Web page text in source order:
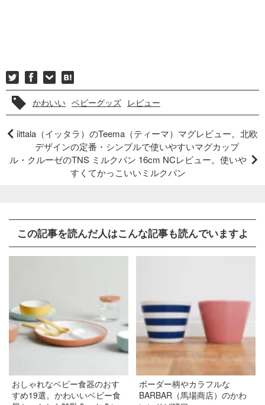
かわいい ベビーグッズ レビュー
iittala（イッタラ）のTeema（ティーマ）マグレビュー。北欧
デザインの定番・シンプルで使いやすいマグカップ
ル・クルーゼのTNS ミルクパン 16cm NCレビュー。使いや
すくてかっこいいミルクパン
この記事を読んだ人はこんな記事も読んでいますよ
おしゃれなベビー食器のおす
すめ19選。かわいいベビー食
ボーダー柄やカラフルな
BARBAR（馬場商店）のかわ